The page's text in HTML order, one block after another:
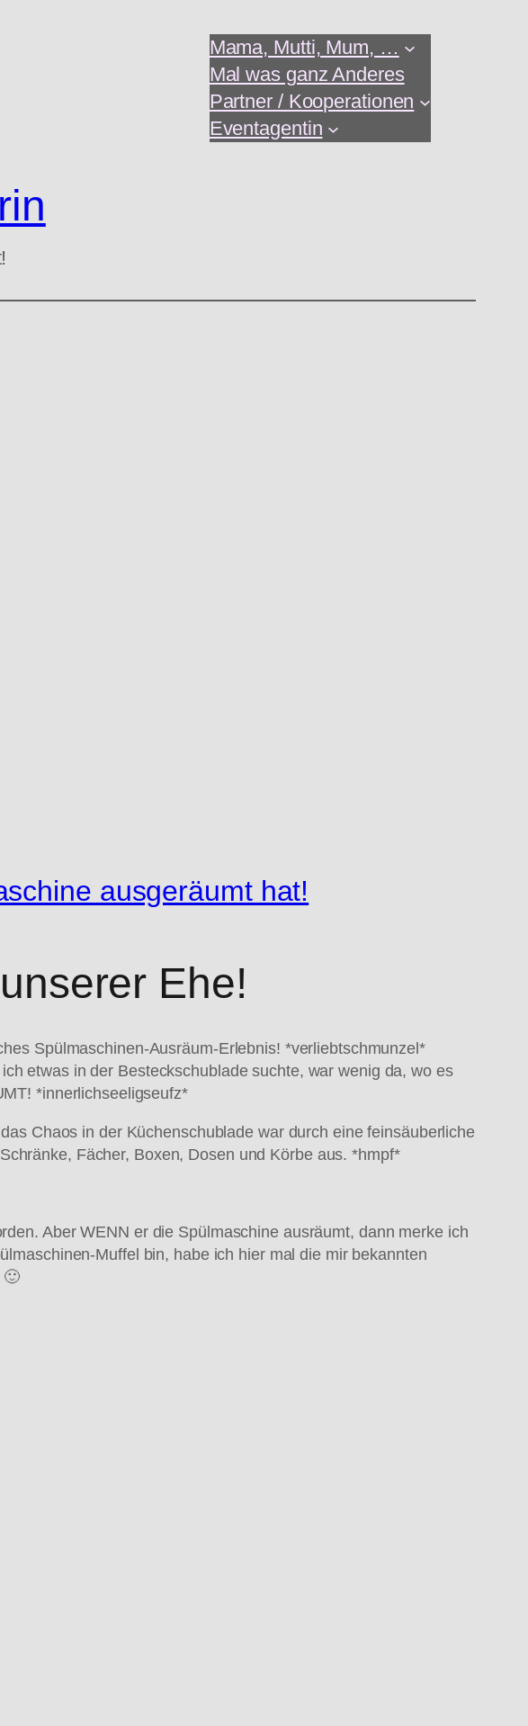
Mama, Mutti, Mum, …
Mal was ganz Anderes
Partner / Kooperationen
Eventagentin
ausgeräumt hat!
Ehe!
Spülmaschinen-Ausräum-Erlebnis! *verliebtschmunzel*
etwas in der Besteckschublade suchte, war wenig da, wo es
*innerlichseeligseufz*
Chaos in der Küchenschublade war durch eine feinsäuberliche
Fächer, Boxen, Dosen und Körbe aus. *hmpf*
Aber WENN er die Spülmaschine ausräumt, dann merke ich
Muffel bin, habe ich hier mal die mir bekannten
🙂